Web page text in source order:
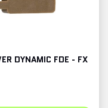
DYNAMIC FDE - FX